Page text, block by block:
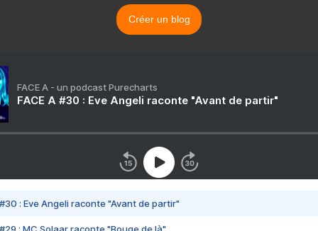
Créer un blog
FACE A - un podcast Purecharts
FACE A #30 : Eve Angeli raconte "Avant de partir"
#30 : Eve Angeli raconte "Avant de partir"